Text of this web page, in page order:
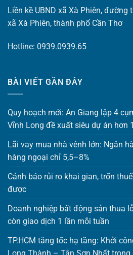
Liền kề UBND xã Xà Phiên, đường
xã Xà Phiên, thành phố Cần Thơ
Hotline: 0939.0939.65
BÀI VIẾT GẦN ĐÂY
Quy hoạch mới: An Giang lập 4
Vĩnh Long đề xuất siêu dự án hơn
Lãi vay mua nhà vênh lớn: Ngân
hàng ngoại chỉ 5,5–8%
Cảnh báo rủi ro khai gian, trốn
được
Doanh nghiệp bất động sản thua
còn giao dịch 1 lần mỗi tuần
TP.HCM tăng tốc hạ tầng: Khởi